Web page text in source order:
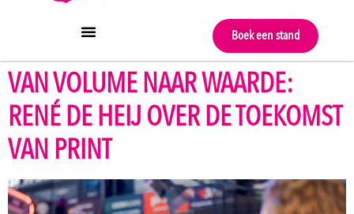
Boek een stand
VAN VOLUME NAAR WAARDE:
RENÉ DE HEIJ OVER DE TOEKOMST
VAN PRINT